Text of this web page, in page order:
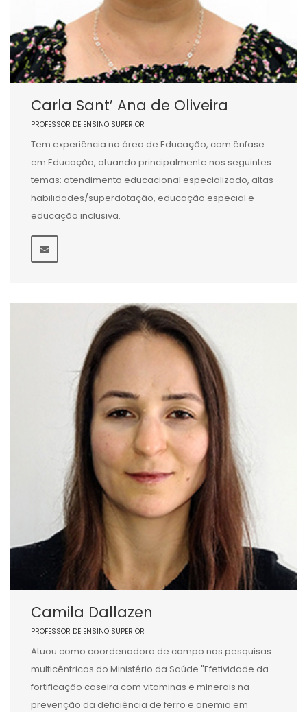
Carla Sant’ Ana de Oliveira
PROFESSOR DE ENSINO SUPERIOR
Tem experiência na área de Educação, com ênfase
em Educação, atuando principalmente nos seguintes
temas: atendimento educacional especializado, altas
habilidades/superdotação, educação especial e
educação inclusiva.
Camila Dallazen
PROFESSOR DE ENSINO SUPERIOR
Atuou como coordenadora de campo nas pesquisas
multicêntricas do Ministério da Saúde "Efetividade da
fortificação caseira com vitaminas e minerais na
prevenção da deficiência de ferro e anemia em